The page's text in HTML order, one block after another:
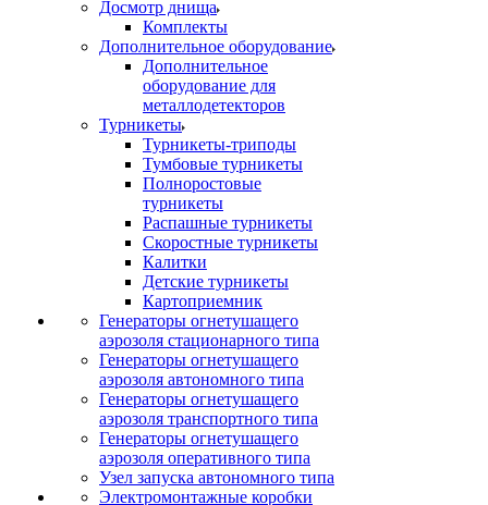
Досмотр днища
Комплекты
Дополнительное оборудование
Дополнительное
оборудование для
металлодетекторов
Турникеты
Турникеты-триподы
Тумбовые турникеты
Полноростовые
турникеты
Распашные турникеты
Скоростные турникеты
Калитки
Детские турникеты
Картоприемник
Генераторы огнетушащего
аэрозоля стационарного типа
Генераторы огнетушащего
аэрозоля автономного типа
Генераторы огнетушащего
аэрозоля транспортного типа
Генераторы огнетушащего
аэрозоля оперативного типа
Узел запуска автономного типа
Электромонтажные коробки